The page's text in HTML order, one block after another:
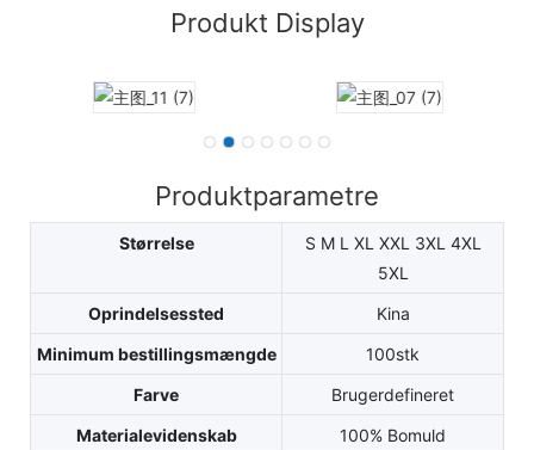
Produkt Display
Produktparametre
Størrelse
S M L XL XXL 3XL 4XL
5XL
Oprindelsessted
Kina
Minimum bestillingsmængde
100stk
Farve
Brugerdefineret
Materialevidenskab
100% Bomuld